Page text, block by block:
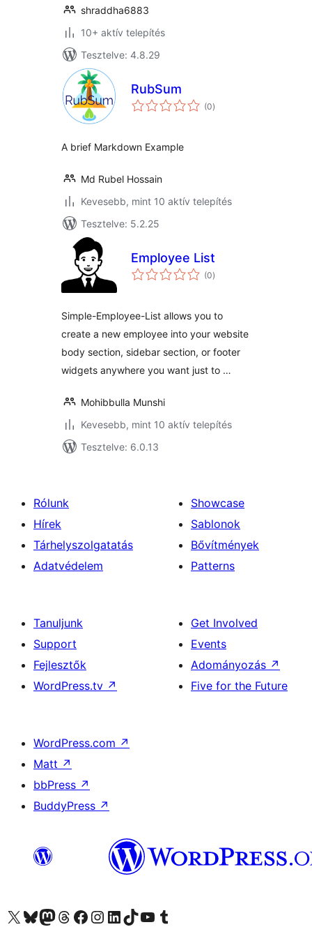
shraddha6883
10+ aktív telepítés
Tesztelve: 4.8.29
RubSum
(0értékelés
összesen
)
A brief Markdown Example
Md Rubel Hossain
Kevesebb, mint 10 aktív telepítés
Tesztelve: 5.2.25
Employee List
(0értékelés
összesen
)
Simple-Employee-List allows you to
create a new employee into your website
body section, sidebar section, or footer
widgets anywhere you want just to …
Mohibbulla Munshi
Kevesebb, mint 10 aktív telepítés
Tesztelve: 6.0.13
Rólunk
Hírek
Tárhelyszolgatatás
Adatvédelem
Showcase
Sablonok
Bővítmények
Patterns
Tanuljunk
Support
Fejlesztők
WordPress.tv ↗
Get Involved
Events
Adományozás ↗
Five for the Future
WordPress.com ↗
Matt ↗
bbPress ↗
BuddyPress ↗
Visit our X (formerly Twitter) account
Visit our Bluesky account
Twitter csatornánk
Visit our Threads account
Facebook oldalunk megtekintése
Visit our Instagram account
Visit our LinkedIn account
Visit our TikTok account
Visit our YouTube channel
Visit our Tumblr account